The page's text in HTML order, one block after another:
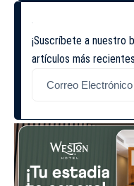
¡Suscríbete a nuestro
artículos más